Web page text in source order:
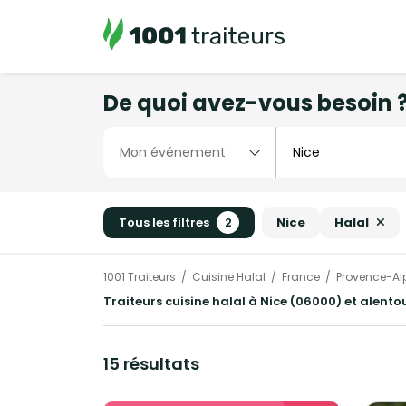
De quoi avez-vous besoin
Tous les filtres 2 Nice Halal
1001 Traiteurs Cuisine Halal France Provence-
Traiteurs cuisine halal à Nice (06000) et
15 résultats